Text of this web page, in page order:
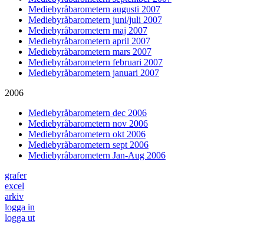
Mediebyråbarometern augusti 2007
Mediebyråbarometern juni/juli 2007
Mediebyråbarometern maj 2007
Mediebyråbarometern april 2007
Mediebyråbarometern mars 2007
Mediebyråbarometern februari 2007
Mediebyråbarometern januari 2007
2006
Mediebyråbarometern dec 2006
Mediebyråbarometern nov 2006
Mediebyråbarometern okt 2006
Mediebyråbarometern sept 2006
Mediebyråbarometern Jan-Aug 2006
grafer
excel
arkiv
logga in
logga ut